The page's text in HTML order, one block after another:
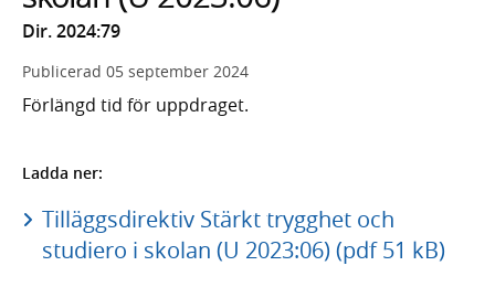
Dir. 2024:79
Publicerad 05 september 2024
Förlängd tid för uppdraget.
Ladda ner:
Tilläggsdirektiv Stärkt trygghet och
studiero i skolan (U 2023:06) (pdf 51 kB)